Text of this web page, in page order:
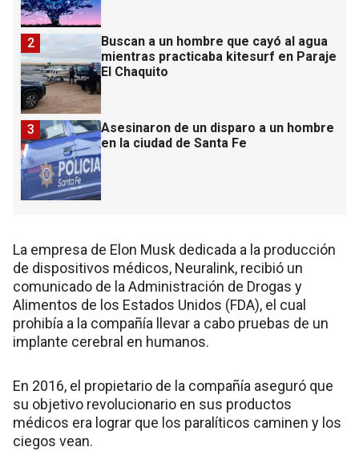
Buscan a un hombre que cayó al agua
mientras practicaba kitesurf en Paraje
El Chaquito
2
Asesinaron de un disparo a un hombre
en la ciudad de Santa Fe
3
La empresa de Elon Musk dedicada a la producción
de dispositivos médicos, Neuralink, recibió un
comunicado de la Administración de Drogas y
Alimentos de los Estados Unidos (FDA), el cual
prohibía a la compañía llevar a cabo pruebas de un
implante cerebral en humanos.
En 2016, el propietario de la compañía aseguró que
su objetivo revolucionario en sus productos
médicos era lograr que los paralíticos caminen y los
ciegos vean.